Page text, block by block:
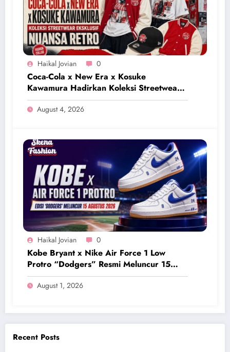
Haikal Jovian 0
Coca-Cola x New Era x Kosuke
Kawamura Hadirkan Koleksi Streetwear
Eksklusif Bernuansa Retro
August 4, 2026
Haikal Jovian 0
Kobe Bryant x Nike Air Force 1 Low
Protro “Dodgers” Resmi Meluncur 15
Agustus 2026
August 1, 2026
Recent Posts